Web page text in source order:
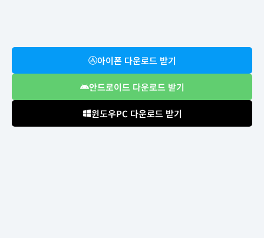
아이폰 다운로드 받기
안드로이드 다운로드 받기
윈도우PC 다운로드 받기